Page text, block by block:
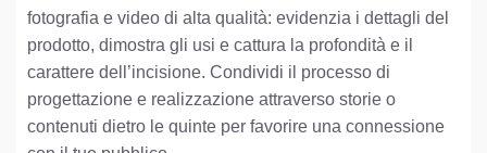
fotografia e video di alta qualità: evidenzia i dettagli del
prodotto, dimostra gli usi e cattura la profondità e il
carattere dell’incisione. Condividi il processo di
progettazione e realizzazione attraverso storie o
contenuti dietro le quinte per favorire una connessione